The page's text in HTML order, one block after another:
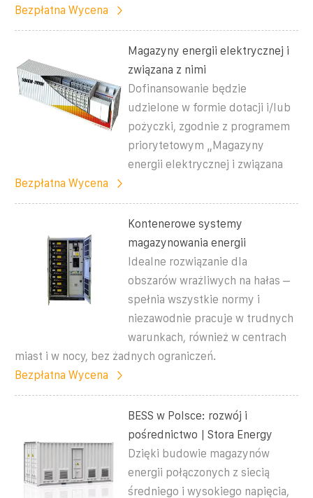
Bezpłatna Wycena
Magazyny energii elektrycznej i
związana z nimi
Dofinansowanie będzie
udzielone w formie dotacji i/lub
pożyczki, zgodnie z programem
priorytetowym „Magazyny
energii elektrycznej i związana
Bezpłatna Wycena
Kontenerowe systemy
magazynowania energii
Idealne rozwiązanie dla
obszarów wrażliwych na hałas –
spełnia wszystkie normy i
niezawodnie pracuje w trudnych
warunkach, również w centrach
miast i w nocy, bez żadnych ograniczeń.
Bezpłatna Wycena
BESS w Polsce: rozwój i
pośrednictwo | Stora Energy
Dzięki budowie magazynów
energii połączonych z siecią
średniego i wysokiego napięcia,